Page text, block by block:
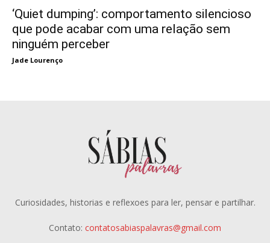
‘Quiet dumping’: comportamento silencioso
que pode acabar com uma relação sem
ninguém perceber
Jade Lourenço
Curiosidades, historias e reflexoes para ler, pensar e partilhar.
Contato: contatosabiaspalavras@gmail.com